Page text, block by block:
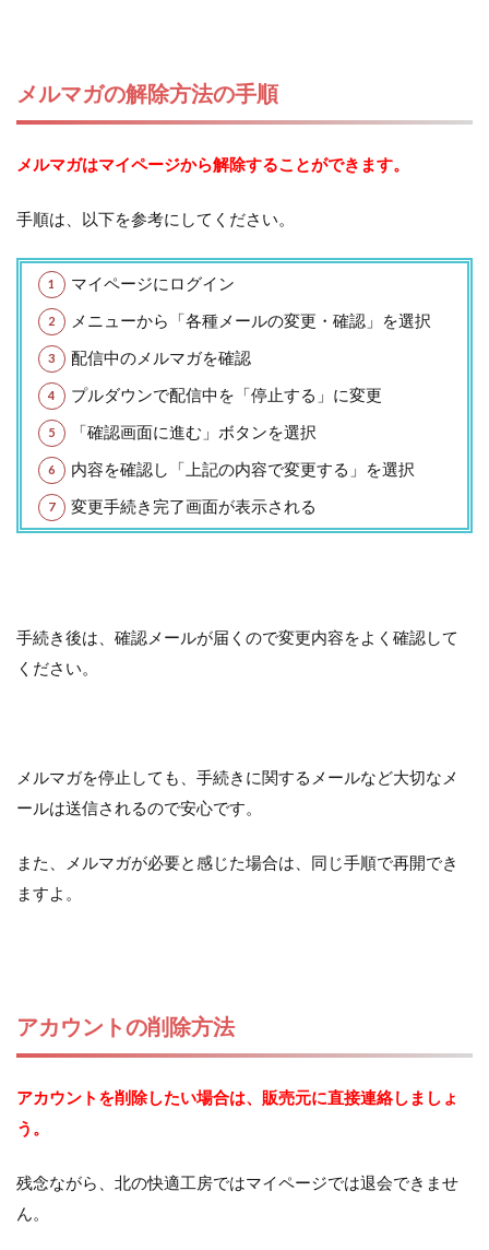
メルマガの解除方法の手順
メルマガはマイページから解除することができます。
手順は、以下を参考にしてください。
マイページにログイン
メニューから「各種メールの変更・確認」を選択
配信中のメルマガを確認
プルダウンで配信中を「停止する」に変更
「確認画面に進む」ボタンを選択
内容を確認し「上記の内容で変更する」を選択
変更手続き完了画面が表示される
手続き後は、確認メールが届くので変更内容をよく確認して
ください。
メルマガを停止しても、手続きに関するメールなど大切なメ
ールは送信されるので安心です。
また、メルマガが必要と感じた場合は、同じ手順で再開でき
ますよ。
アカウントの削除方法
アカウントを削除したい場合は、販売元に直接連絡しましょ
う。
残念ながら、北の快適工房ではマイページでは退会できませ
ん。